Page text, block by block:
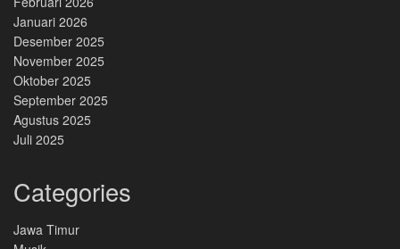
Januari 2026
Desember 2025
November 2025
Oktober 2025
September 2025
Agustus 2025
Juli 2025
Categories
Jawa Timur